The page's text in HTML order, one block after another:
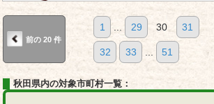
前の 20 件
1 29 30 31
32 33 51
秋田県内の対象市町村一覧：